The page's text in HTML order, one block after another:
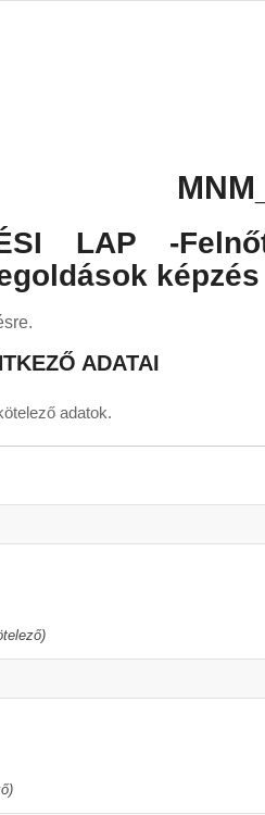
LAP -
képzés
ADATAI
adatok.